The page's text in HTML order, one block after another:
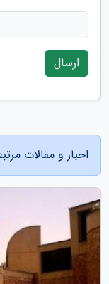
ارسال
اخبار و مقالات